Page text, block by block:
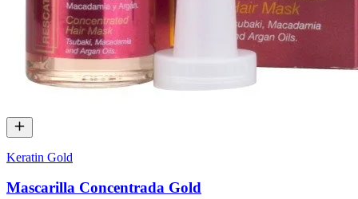
Keratin Gold
Mascarilla Concentrada Gold